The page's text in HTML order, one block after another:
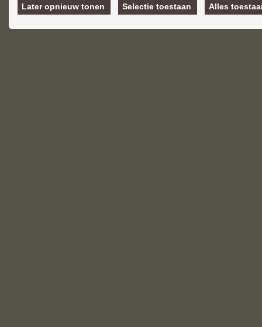
van hun diensten of die u hen
Later opnieuw tonen Selectie toestaan Alles